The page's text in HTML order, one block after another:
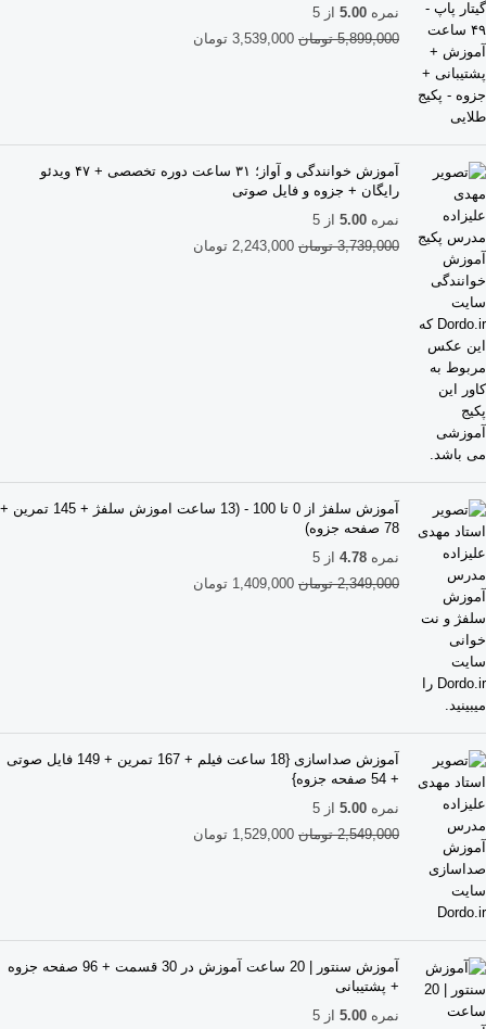
نمره 5.00 از 5
5,899,000 تومان 3,539,000 تومان
آموزش خوانندگی و آواز؛ ۳۱ ساعت دوره تخصصی + ۴۷ ویدئو
رایگان + جزوه و فایل صوتی
نمره 5.00 از 5
3,739,000 تومان 2,243,000 تومان
آموزش سلفژ از 0 تا 100 - (13 ساعت اموزش سلفژ + 145 تمرین +
78 صفحه جزوه)
نمره 4.78 از 5
2,349,000 تومان 1,409,000 تومان
آموزش صداسازی {18 ساعت فیلم + 167 تمرین + 149 فایل صوتی
+ 54 صفحه جزوه}
نمره 5.00 از 5
2,549,000 تومان 1,529,000 تومان
آموزش سنتور | 20 ساعت آموزش در 30 قسمت + 96 صفحه جزوه
+ پشتیبانی
نمره 5.00 از 5